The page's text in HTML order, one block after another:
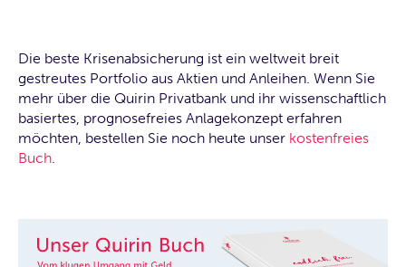
Die beste Krisenabsicherung ist ein weltweit breit
gestreutes Portfolio aus Aktien und Anleihen. Wenn Sie
mehr über die Quirin Privatbank und ihr wissenschaftlich
basiertes, prognosefreies Anlagekonzept erfahren
möchten, bestellen Sie noch heute unser kostenfreies
Buch.